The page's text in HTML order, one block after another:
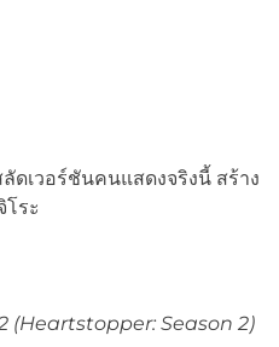
ดเวอร์ชันคนแสดงจริงนี้ สร้าง
โระ
(Heartstopper: Season 2)